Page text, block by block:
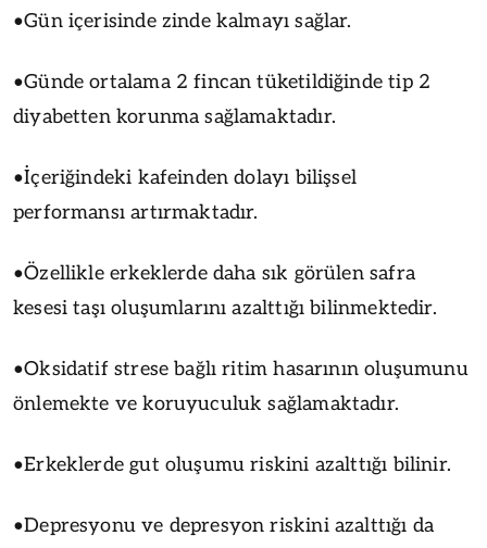
•Gün içerisinde zinde kalmayı sağlar.
•Günde ortalama 2 fincan tüketildiğinde tip 2
diyabetten korunma sağlamaktadır.
•İçeriğindeki kafeinden dolayı bilişsel
performansı artırmaktadır.
•Özellikle erkeklerde daha sık görülen safra
kesesi taşı oluşumlarını azalttığı bilinmektedir.
•Oksidatif strese bağlı ritim hasarının oluşumunu
önlemekte ve koruyuculuk sağlamaktadır.
•Erkeklerde gut oluşumu riskini azalttığı bilinir.
•Depresyonu ve depresyon riskini azalttığı da